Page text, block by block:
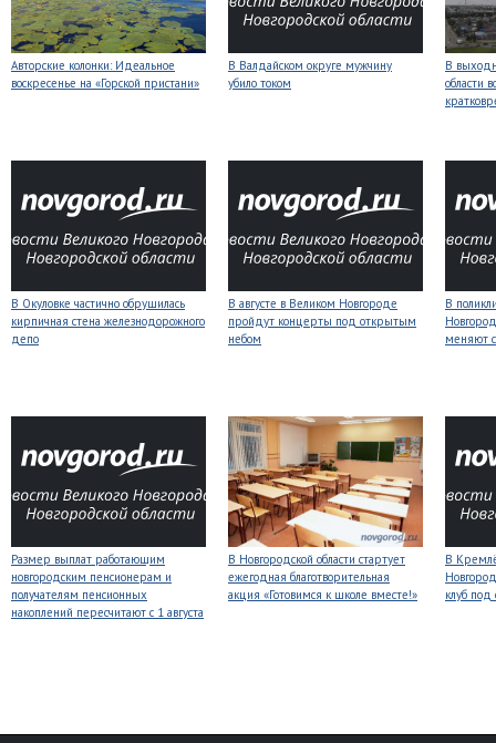
Авторские колонки: Идеальное
воскресенье на «Горской пристани»
В Валдайском округе мужчину
убило током
В
области
В Окуловке частично обрушилась
кирпичная стена железнодорожного
депо
В августе в Великом Новгороде
пройдут концерты под открытым
небом
В
меняют
Размер выплат работающим
новгородским пенсионерам и
получателям пенсионных
накоплений пересчитают с 1 августа
В Новгородской области стартует
ежегодная благотворительная
акция «Готовимся к школе вместе!»
В
клуб